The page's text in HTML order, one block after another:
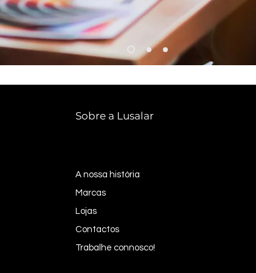
Sobre a Lusalar
A nossa história
Marcas
Lojas
Contactos
Trabalhe connosco!